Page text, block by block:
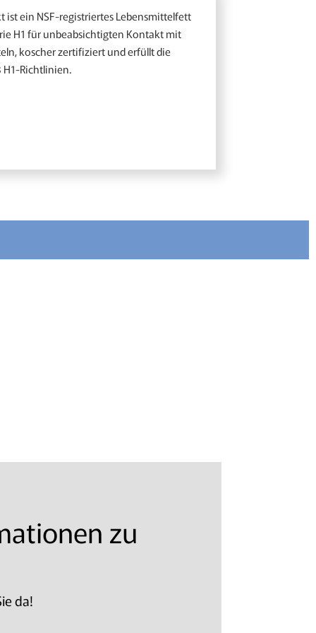
ist ein NSF-registriertes Lebensmittelfett
H1 für unbeabsichtigten Kontakt mit
koscher zertifiziert und erfüllt die
H1-Richtlinien.
zu
da!